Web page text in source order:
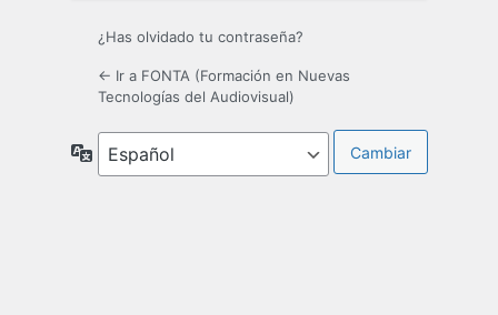
¿Has olvidado tu contraseña?
← Ir a FONTA (Formación en Nuevas
Tecnologías del Audiovisual)
Idioma